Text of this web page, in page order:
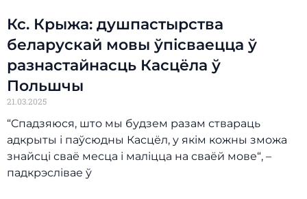
Кс. Крыжа: душпастырства
беларускай мовы ўпісваецца ў
разнастайнасць Касцёла ў
Польшчы
21.03.2025
“Cпадзяюся, што мы будзем разам ствараць
адкрыты і паўсюдны Касцёл, у якім кожны зможа
знайсці сваё месца і маліцца на сваёй мове“, –
падкрэслівае ў